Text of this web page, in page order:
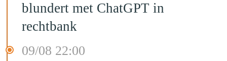
blundert met ChatGPT in
rechtbank
09/08 22:00